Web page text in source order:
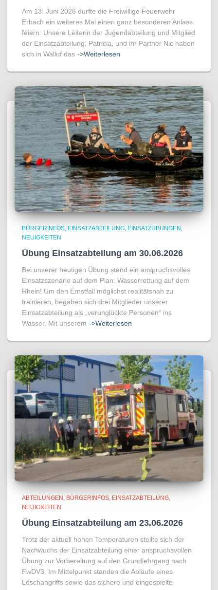
Am 13. Juni 2026 durfte die Freiwillige Feuerwehr
Erbach ein weiteres Mal einen ganz besonderen Anlass
feiern: Unsere Leiterin der Jugendabteilung und Mitglied
der Einsatzabteilung, Patricia, und ihr Partner Nic haben
sich in Walluf das ->Weiterlesen
BÜRGERINFOS EINSATZABTEILUNG EINSATZÜBUNGEN
NEUIGKEITEN
Übung Einsatzabteilung am 30.06.2026
Bei unserer heutigen Übung stand ein anspruchsvolles
Einsatzszenario auf dem Plan: Wasserrettung auf dem
Rhein! Um den Ernstfall möglichst realitätsnah zu
trainieren, begaben sich drei Mitglieder unserer
Einsatzabteilung als „verunglückte Personen“ ins
Wasser. Mit unserem ->Weiterlesen
ABTEILUNGEN BÜRGERINFOS EINSATZABTEILUNG
NEUIGKEITEN
Übung Einsatzabteilung am 23.06.2026
Trotz der aktuell hohen Temperaturen stellte sich der
Nachwuchs der Einsatzabteilung einer anspruchsvollen
Übung zur Vorbereitung auf den Grundlehrgang nach
FwDV3. Im Mittelpunkt standen die Abläufe eines
Löschangriffs sowie das sichere und eingespielte